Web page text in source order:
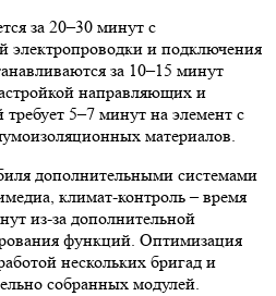
за 20–30 минут с
электропроводки и подключения
за 10–15 минут
направляющих и
5–7 минут на элемент с
материалов.
дополнительными системами
климат-контроль – время
из-за дополнительной
функций. Оптимизация
нескольких бригад и
собранных модулей.